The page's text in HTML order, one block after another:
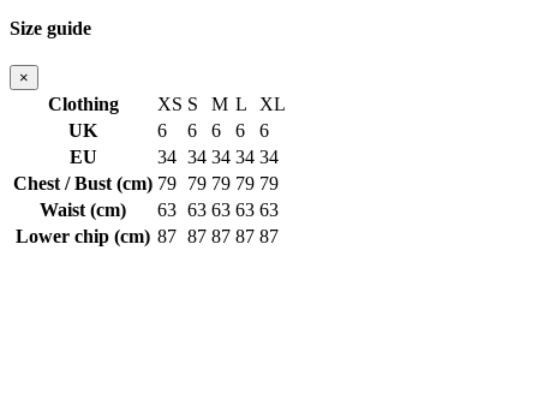
Size guide
×
Clothing XS S M L
XL
UK
6 6 6 6
6
EU
34 34 34 34 34
Chest / Bust (cm) 79 79 79 79 79
Waist (cm)
63 63 63 63 63
Lower chip (cm) 87 87 87 87 87